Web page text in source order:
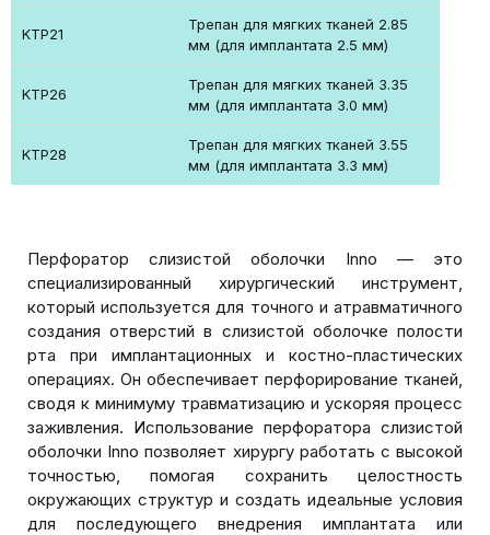
KTP21
Трепан для мягких тканей 2.85
мм (для имплантата 2.5 мм)
KTP26
Трепан для мягких тканей 3.35
мм (для имплантата 3.0 мм)
KTP28
Трепан для мягких тканей 3.55
мм (для имплантата 3.3 мм)
Перфоратор слизистой оболочки Inno — это
специализированный хирургический инструмент,
который используется для точного и атравматичного
создания отверстий в слизистой оболочке полости
рта при имплантационных и костно-пластических
операциях. Он обеспечивает перфорирование тканей,
сводя к минимуму травматизацию и ускоряя процесс
заживления. Использование перфоратора слизистой
оболочки Inno позволяет хирургу работать с высокой
точностью, помогая сохранить целостность
окружающих структур и создать идеальные условия
для последующего внедрения имплантата или